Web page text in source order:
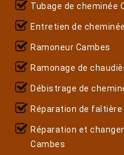
Tubage de cheminée
Entretien de
Ramoneur Cambes
Ramonage de
Débistrage de
Réparation de
Réparation et
Cambes